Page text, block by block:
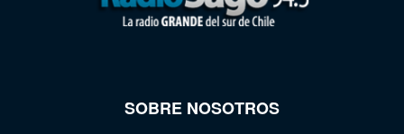
SOBRE NOSOTROS